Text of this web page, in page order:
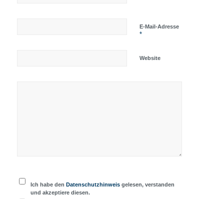
E-Mail-Adresse
*
Website
Ich habe denDatenschutzhinweis gelesen, verstanden
und akzeptiere diesen.